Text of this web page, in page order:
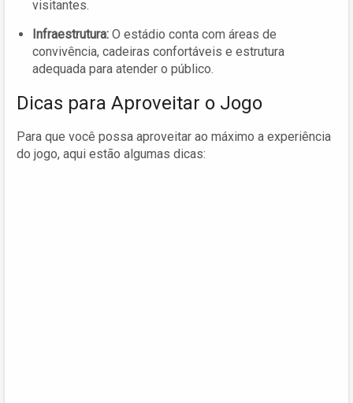
visitantes.
Infraestrutura: O estádio conta com áreas de
convivência, cadeiras confortáveis e estrutura
adequada para atender o público.
Dicas para Aproveitar o Jogo
Para que você possa aproveitar ao máximo a experiência
do jogo, aqui estão algumas dicas: